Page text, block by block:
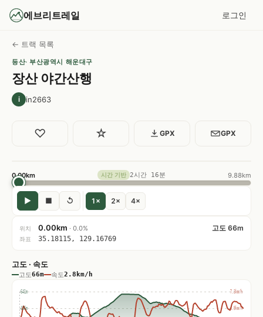
에브리트레일 로그인
← 트랙 목록
등산· 부산광역시 해운대구
장산 야간산행
i in2663
♡ ☆ GPX GPX
0.00km 시간 기반 2시간 16분 9.88km
▶ ■ ↺ 1× 2× 4×
위치 0.00km · 0.0% 고도 66m
좌표 35.18115, 129.16769
고도 · 속도
고도66m 속도2.8km/h
641m
436m
7.3km/h
4.9km/h